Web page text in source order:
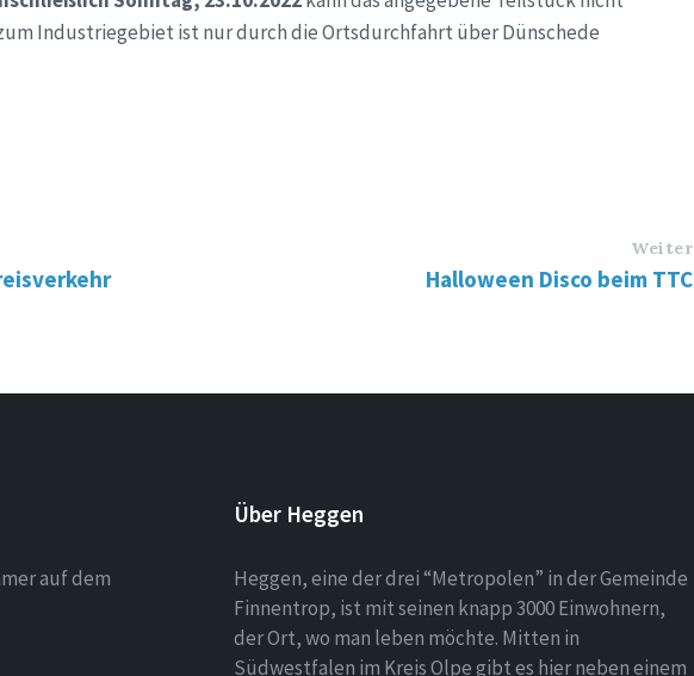
Industriegebiet ist nur durch die Ortsdurchfahrt über Dünschede
Weiter
Halloween Disco beim TTC
auf dem
Über Heggen
Heggen, eine der drei “Metropolen” in der Gemeinde
Finnentrop, ist mit seinen knapp 3000 Einwohnern,
der Ort, wo man leben möchte. Mitten in
Südwestfalen im Kreis Olpe gibt es hier neben einem